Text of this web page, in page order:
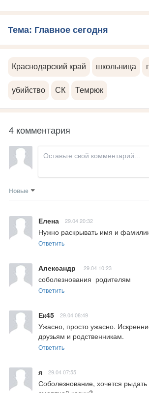
Тема: Главное сегодня
Краснодарский край школьница
убийство СК Темрюк
4 комментария
Новые
Елена 29.04 20:32
Нужно раскрывать имя и
Ответить
Александр 29.04 10:23
соболезнования  родителям
Ответить
Ек45 29.04 08:49
Ужасно, просто ужасно.
друзьям и родственникам.
Ответить
я 29.04 07:55
Соболезнование, хочется